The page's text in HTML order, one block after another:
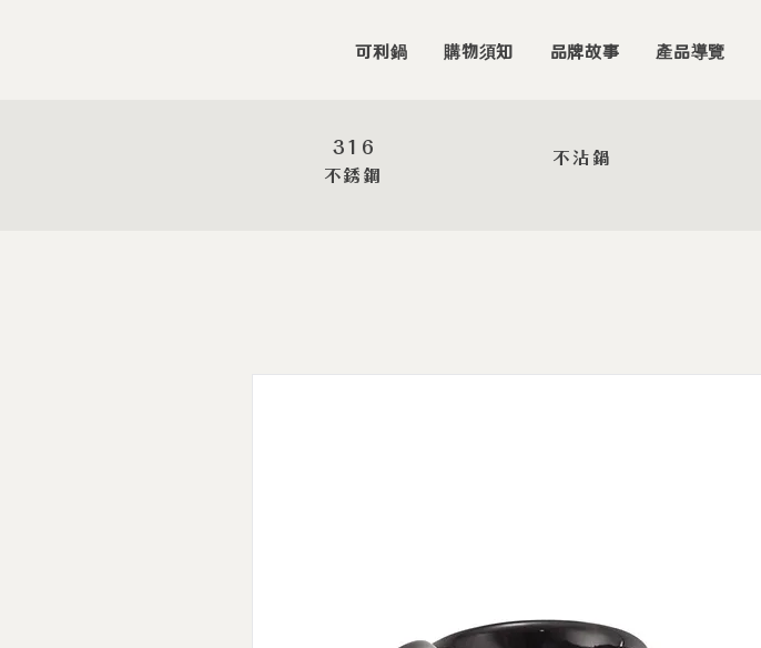
可利鍋 購物須知 品牌故事 產品導覽
316
​不銹鋼
不沾鍋